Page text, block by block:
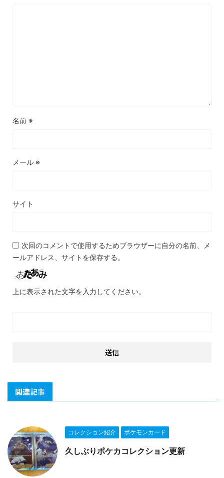
名前 ※
メール ※
サイト
次回のコメントで使用するためブラウザーに自分の名前、メ
ールアドレス、サイトを保存する。
上に表示された文字を入力してください。
関連記事
コレクション紹介 ポケモンカード
久しぶりポケカコレクション更新